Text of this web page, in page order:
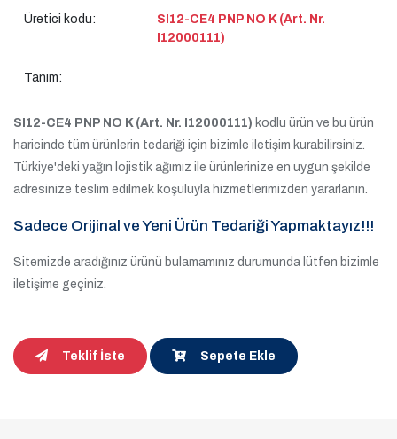
Üretici kodu:
SI12-CE4 PNP NO K (Art. Nr.
I12000111)
Tanım:
SI12-CE4 PNP NO K (Art. Nr. I12000111) kodlu ürün ve bu ürün
haricinde tüm ürünlerin tedariği için bizimle iletişim kurabilirsiniz.
Türkiye'deki yağın lojistik ağımız ile ürünlerinize en uygun şekilde
adresinize teslim edilmek koşuluyla hizmetlerimizden yararlanın.
Sadece Orijinal ve Yeni Ürün Tedariği Yapmaktayız!!!
Sitemizde aradığınız ürünü bulamamınız durumunda lütfen bizimle
iletişime geçiniz.
Teklif İste Sepete Ekle